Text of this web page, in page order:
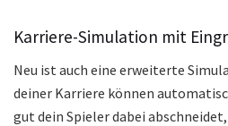
Karriere-Simulation mit
Neu ist auch eine erweiterte
deiner Karriere können
gut dein Spieler dabei